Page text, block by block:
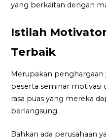
yang berkaitan dengan
Istilah
Terbaik
Merupakan
peserta seminar motivasi
rasa puas yang mereka
berlangsung.
Bahkan ada perusahaan